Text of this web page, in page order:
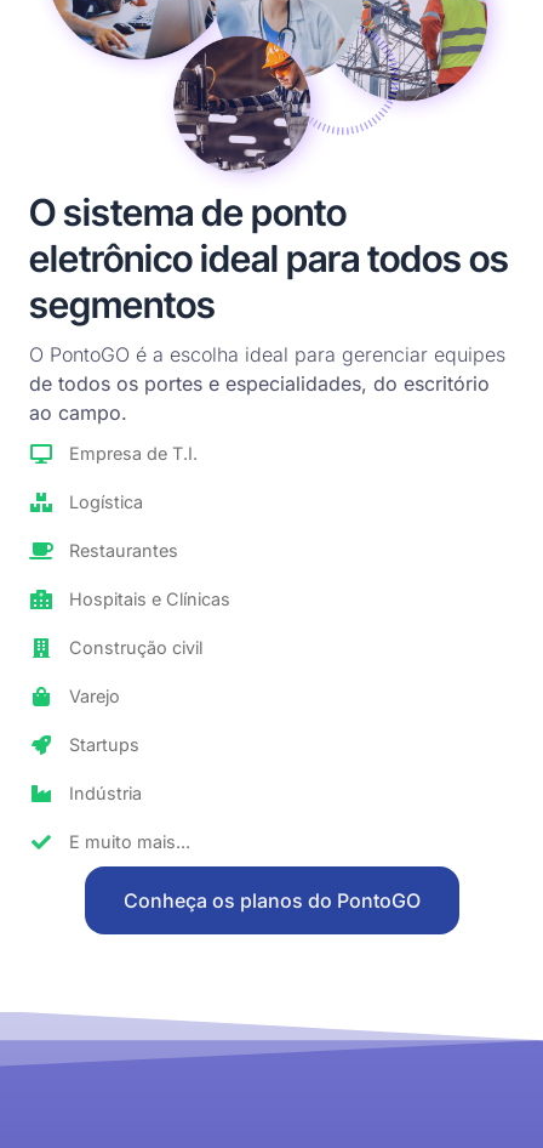
O sistema de ponto
eletrônico ideal para todos os
segmentos
O PontoGO é a escolha ideal para gerenciar equipes
de todos os portes e especialidades, do escritório
ao campo.
Construção civil
Varejo
Startups
Indústria
E muito mais...
Empresa de T.I.
Logística
Restaurantes
Hospitais e Clínicas
Conheça os planos do PontoGO